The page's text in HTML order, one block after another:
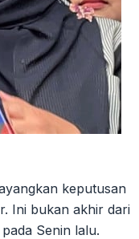
keputusan
Ini bukan akhir dari
Senin lalu.